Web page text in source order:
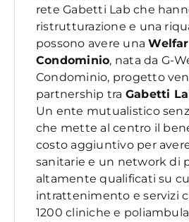
rete Gabetti Lab che
ristrutturazione e una
possono avere una
Condominio, nata da G-
Condominio, progetto
partnership tra Gabetti
Un ente mutualistico
che mette al centro il
costo aggiuntivo per
sanitarie e un network di
altamente qualificati su
intrattenimento e servizi
1200 cliniche e